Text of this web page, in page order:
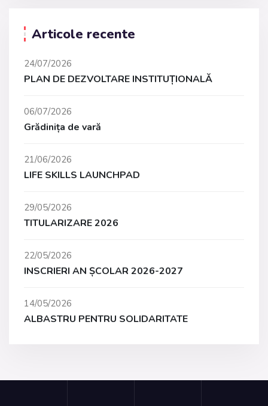
Articole recente
24/07/2026
PLAN DE DEZVOLTARE INSTITUȚIONALĂ
06/07/2026
Grădinița de vară
21/06/2026
LIFE SKILLS LAUNCHPAD
29/05/2026
TITULARIZARE 2026
22/05/2026
INSCRIERI AN ȘCOLAR 2026-2027
14/05/2026
ALBASTRU PENTRU SOLIDARITATE